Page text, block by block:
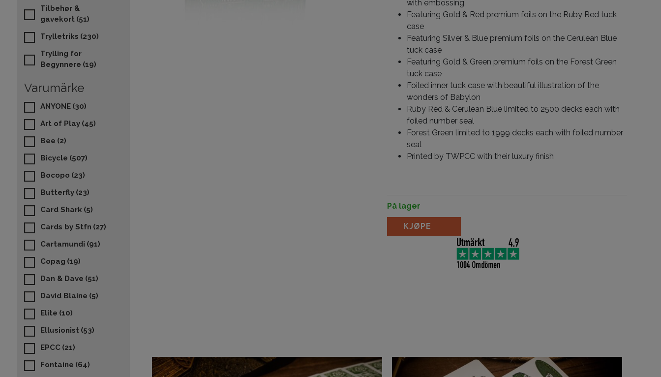
Tilbehør &
gavekort (51)
Trylletriks (230)
Trylling for
Begynnere (19)
Varumärke
ANYONE (30)
Art of Play (45)
Bee (2)
Bicycle (507)
Bocopo (23)
Butterfly (23)
Card Shark (5)
Cards by Stfn (27)
Cartamundi (91)
Copag (19)
Dan & Dave (51)
David Blaine (5)
Elite (10)
Ellusionist (53)
EPCC (21)
Fontaine (64)
with embossing
Featuring Gold & Red premium foils on the Ruby Red tuck
case
Featuring Silver & Blue premium foils on the Cerulean Blue
tuck case
Featuring Gold & Green premium foils on the Forest Green
tuck case
Foiled inner tuck case with beautiful illustration of the
wonders of Babylon
Ruby Red & Cerulean Blue limited to 2500 decks each with
foiled number seal
Forest Green limited to 1999 decks each with foiled number
seal
Printed by TWPCC with their luxury finish
På lager
Babylon Forest Green Limited Edition antall
KJØPE